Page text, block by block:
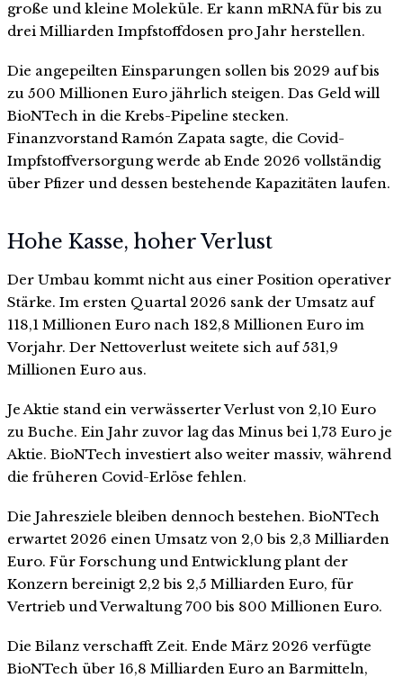
große und kleine Moleküle. Er kann mRNA für bis zu
drei Milliarden Impfstoffdosen pro Jahr herstellen.
Die angepeilten Einsparungen sollen bis 2029 auf bis
zu 500 Millionen Euro jährlich steigen. Das Geld will
BioNTech in die Krebs-Pipeline stecken.
Finanzvorstand Ramón Zapata sagte, die Covid-
Impfstoffversorgung werde ab Ende 2026 vollständig
über Pfizer und dessen bestehende Kapazitäten laufen.
Hohe Kasse, hoher Verlust
Der Umbau kommt nicht aus einer Position operativer
Stärke. Im ersten Quartal 2026 sank der Umsatz auf
118,1 Millionen Euro nach 182,8 Millionen Euro im
Vorjahr. Der Nettoverlust weitete sich auf 531,9
Millionen Euro aus.
Je Aktie stand ein verwässerter Verlust von 2,10 Euro
zu Buche. Ein Jahr zuvor lag das Minus bei 1,73 Euro je
Aktie. BioNTech investiert also weiter massiv, während
die früheren Covid-Erlöse fehlen.
Die Jahresziele bleiben dennoch bestehen. BioNTech
erwartet 2026 einen Umsatz von 2,0 bis 2,3 Milliarden
Euro. Für Forschung und Entwicklung plant der
Konzern bereinigt 2,2 bis 2,5 Milliarden Euro, für
Vertrieb und Verwaltung 700 bis 800 Millionen Euro.
Die Bilanz verschafft Zeit. Ende März 2026 verfügte
BioNTech über 16,8 Milliarden Euro an Barmitteln,